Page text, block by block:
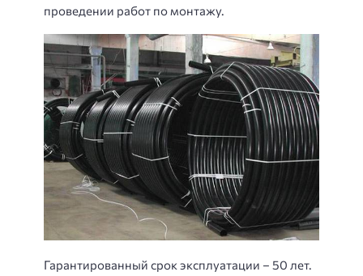
проведении работ по монтажу.
Гарантированный срок эксплуатации – 50 лет.